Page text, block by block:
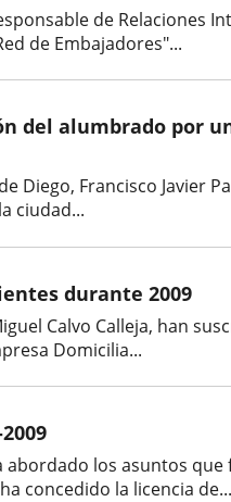
de Relaciones
de Embajadores"...
del alumbrado por
Diego, Francisco Javier
ciudad...
durante 2009
Calvo Calleja, han
Domicilia...
abordado los asuntos que
concedido la licencia de...